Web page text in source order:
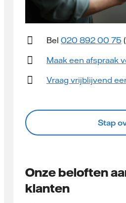
Bel 020 892 00 75
Maak een afspraak
Vraag vrijblijvend
Stap
Onze beloften
klanten